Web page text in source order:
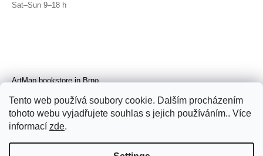
Tento web používá soubory cookie. Dalším procházením
tohoto webu vyjadřujete souhlas s jejich používáním.. Více
informací zde.
Sat–Sun 9–18 h
ArtMap bookstore in Brno
Brno, Radnická 4
Tue–Fri 11–19 h
Sat 14–19 h